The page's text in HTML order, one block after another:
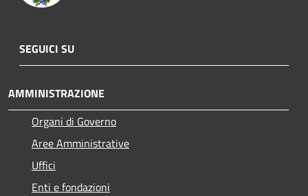
SEGUICI SU
AMMINISTRAZIONE
Organi di Governo
Aree Amministrative
Uffici
Enti e fondazioni